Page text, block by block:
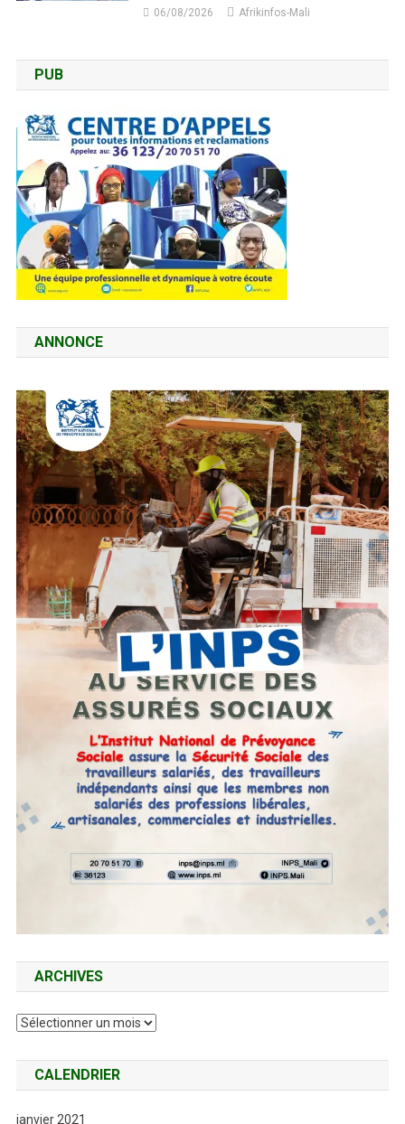
06/08/2026 Afrikinfos-Mali
PUB
ANNONCE
ARCHIVES
Archives
CALENDRIER
janvier 2021